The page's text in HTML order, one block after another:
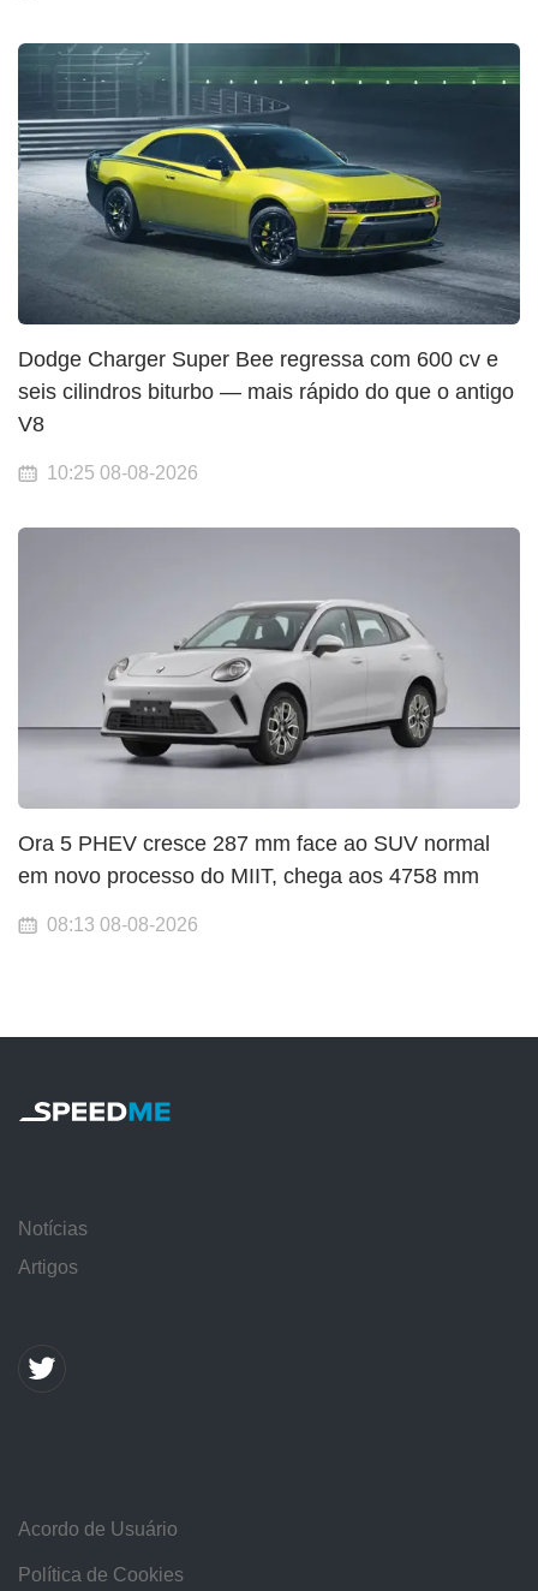
Dodge Charger Super Bee regressa com 600 cv e
seis cilindros biturbo — mais rápido do que o antigo
V8
10:25 08-08-2026
Ora 5 PHEV cresce 287 mm face ao SUV normal
em novo processo do MIIT, chega aos 4758 mm
08:13 08-08-2026
Notícias
Artigos
Acordo de Usuário
Política de Cookies